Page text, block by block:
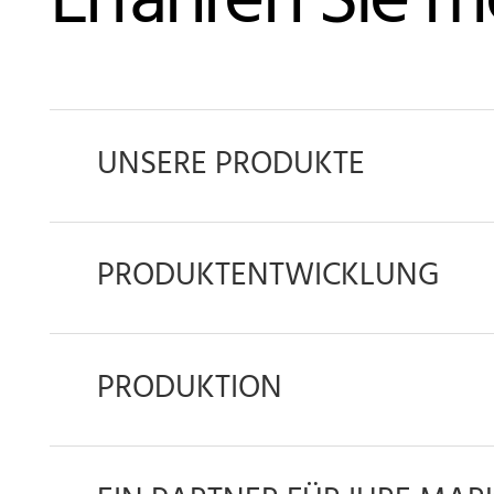
UNSERE PRODUKTE
PRODUKTENTWICKLUNG
PRODUKTION